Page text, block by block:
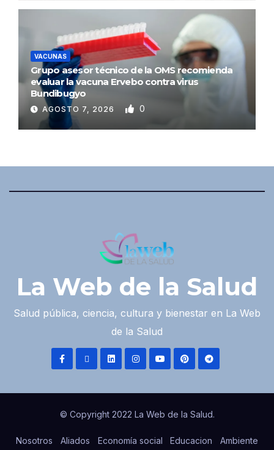
VACUNAS
Grupo asesor técnico de la OMS recomienda
evaluar la vacuna Ervebo contra virus
Bundibugyo
AGOSTO 7, 2026 0
La Web de la Salud
Salud pública, ciencia, cultura y bienestar en La Web
de la Salud
© Copyright 2022 La Web de la Salud.
Nosotros Aliados Economía social Educacion Ambiente